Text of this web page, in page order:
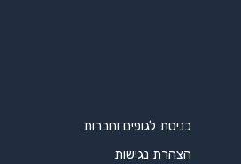
כניסת לגופים וחברות
הצהרת נגישות